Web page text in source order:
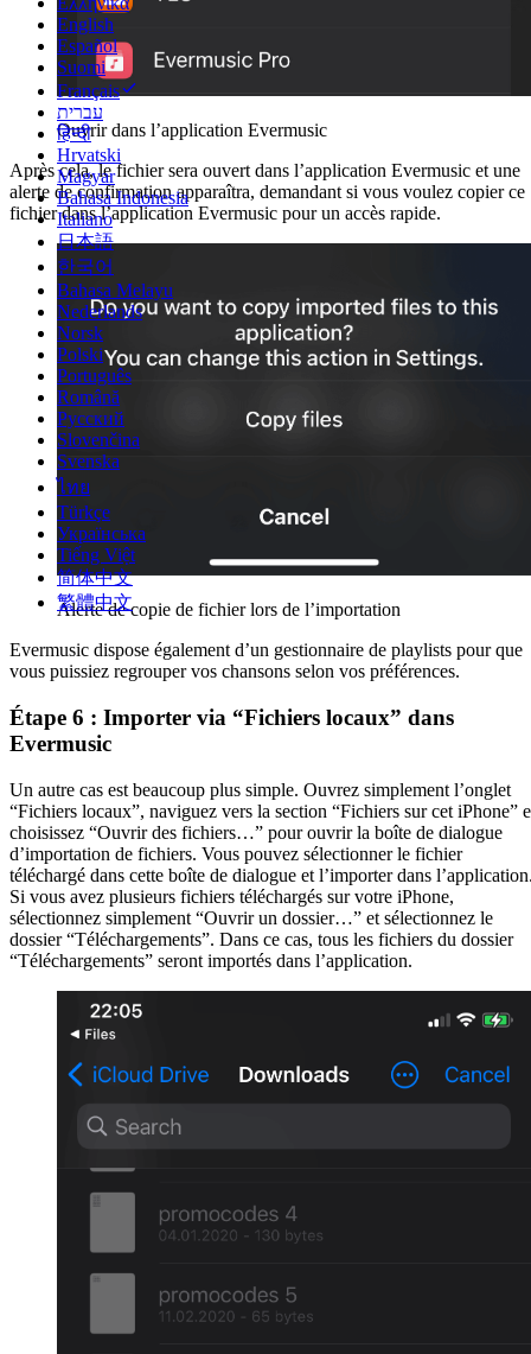
English
Español
Suomi
Français
עברית
हिन्दी
Hrvatski
Magyar
Bahasa Indonesia
Italiano
日本語
한국어
Bahasa Melayu
Nederlands
Norsk
Polski
Português
Română
Русский
Slovenčina
Svenska
ไทย
Türkçe
Українська
Tiếng Việt
简体中文
繁體中文
Ouvrir dans l’application Evermusic
Après cela, le fichier sera ouvert dans l’application Evermusic et une
alerte de confirmation apparaîtra, demandant si vous voulez copier ce
fichier dans l’application Evermusic pour un accès rapide.
Alerte de copie de fichier lors de l’importation
Evermusic dispose également d’un gestionnaire de playlists pour que
vous puissiez regrouper vos chansons selon vos préférences.
Étape 6 : Importer via “Fichiers locaux” dans
Evermusic
Un autre cas est beaucoup plus simple. Ouvrez simplement l’onglet
“Fichiers locaux”, naviguez vers la section “Fichiers sur cet iPhone”
choisissez “Ouvrir des fichiers…” pour ouvrir la boîte de dialogue
d’importation de fichiers. Vous pouvez sélectionner le fichier
téléchargé dans cette boîte de dialogue et l’importer dans
Si vous avez plusieurs fichiers téléchargés sur votre iPhone,
sélectionnez simplement “Ouvrir un dossier…” et sélectionnez le
dossier “Téléchargements”. Dans ce cas, tous les fichiers du dossier
“Téléchargements” seront importés dans l’application.